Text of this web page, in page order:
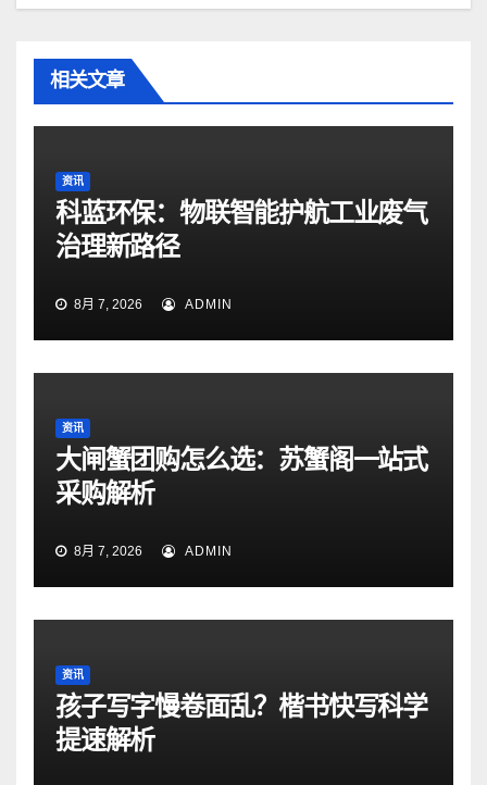
相关文章
资讯
科蓝环保：物联智能护航工业废气
治理新路径
8月 7, 2026 ADMIN
资讯
大闸蟹团购怎么选：苏蟹阁一站式
采购解析
8月 7, 2026 ADMIN
资讯
孩子写字慢卷面乱？楷书快写科学
提速解析